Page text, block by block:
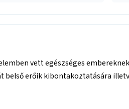
vett egészséges
erőik kibontakoztatására